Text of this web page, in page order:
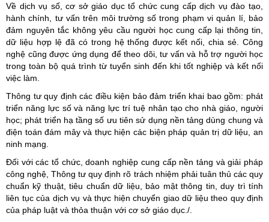
Về dịch vụ số, cơ sở giáo dục tổ chức cung cấp dịch vụ đào tạo,
hành chính, tư vấn trên môi trường số trong phạm vi quản lí, bảo
đảm nguyên tắc không yêu cầu người học cung cấp lại thông tin,
dữ liệu hợp lệ đã có trong hệ thống được kết nối, chia sẻ. Công
nghệ cũng được ứng dụng để theo dõi, tư vấn và hỗ trợ người học
trong toàn bộ quá trình từ tuyển sinh đến khi tốt nghiệp và kết nối
việc làm.
Thông tư quy định các điều kiện bảo đảm triển khai bao gồm: phát
triển năng lực số và năng lực trí tuệ nhân tạo cho nhà giáo, người
học; phát triển hạ tầng số ưu tiên sử dụng nền tảng dùng chung và
điện toán đám mây và thực hiện các biện pháp quản trị dữ liệu, an
ninh mạng.
Đối với các tổ chức, doanh nghiệp cung cấp nền tảng và giải pháp
công nghệ, Thông tư quy định rõ trách nhiệm phải tuân thủ các quy
chuẩn kỹ thuật, tiêu chuẩn dữ liệu, bảo mật thông tin, duy trì tính
liên tục của dịch vụ và thực hiện chuyển giao dữ liệu theo quy định
của pháp luật và thỏa thuận với cơ sở giáo dục./.